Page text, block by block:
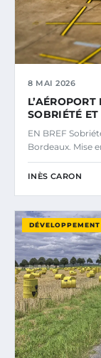
8 MAI 2026
SOBRIÉTÉ
EN BREF
Bordeaux. Mise
INÈS CARON